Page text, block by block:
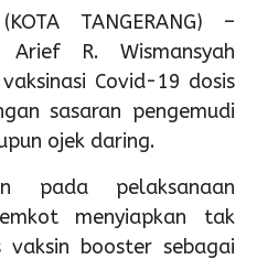
(KOTA TANGERANG) –
Arief R. Wismansyah
Covid-19 dosis
sasaran pengemudi
ojek daring.
pada pelaksanaan
menyiapkan tak
booster sebagai